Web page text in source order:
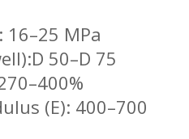
MPa
50–D 75
(E): 400–700